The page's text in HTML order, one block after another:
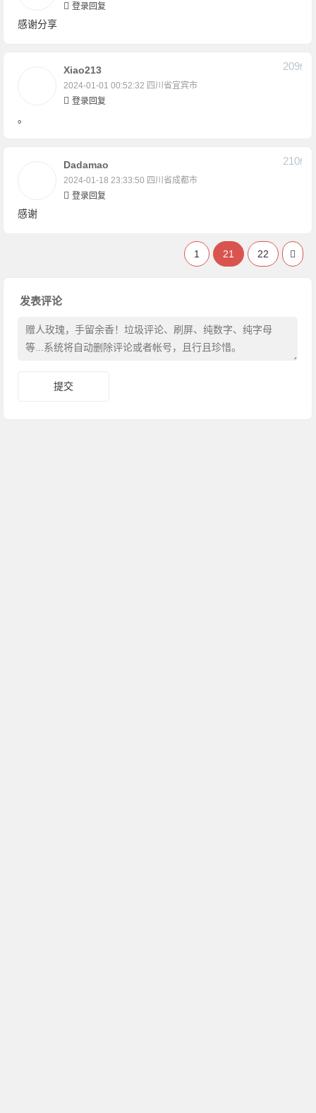
登录回复
感谢分享
Xiao213
2024-01-01 00:52:32 四川省宜宾市
209F
登录回复
。
Dadamao
2024-01-18 23:33:50 四川省成都市
210F
登录回复
感谢
1 21 22
发表评论